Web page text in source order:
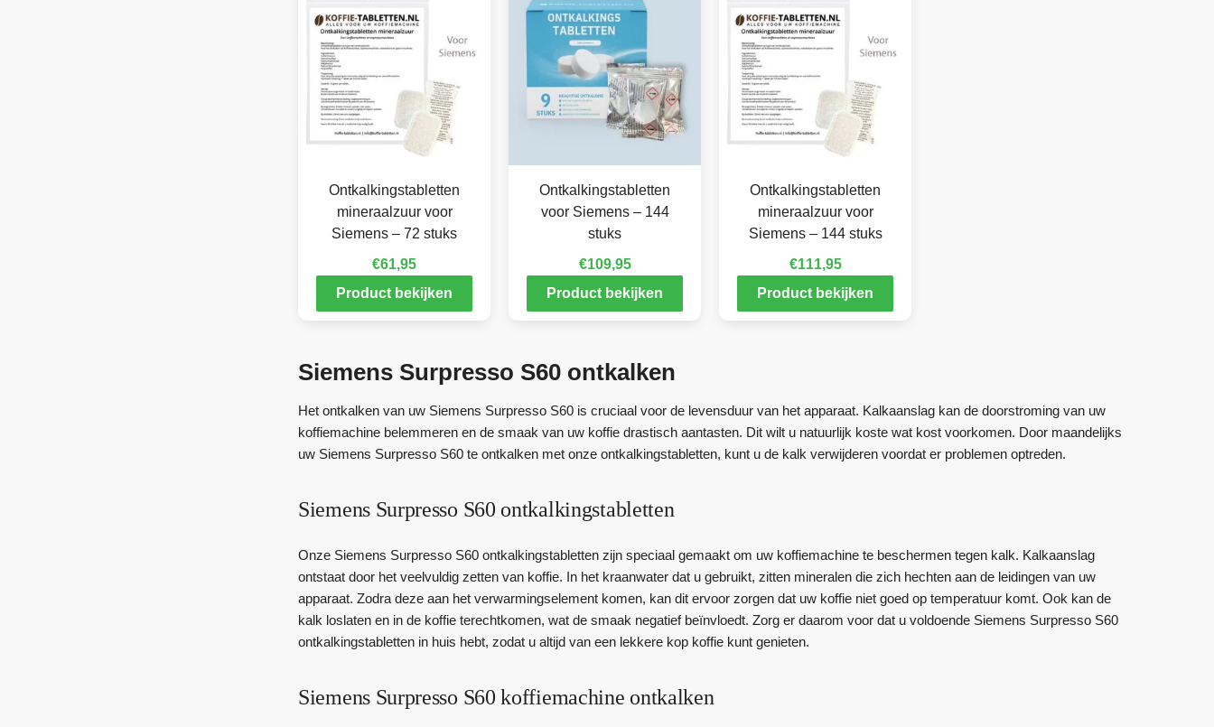
Ontkalkingstabletten
mineraalzuur voor
Siemens – 72 stuks
€61,95
Product bekijken
Ontkalkingstabletten
voor Siemens – 144
stuks
€109,95
Product bekijken
Ontkalkingstabletten
mineraalzuur voor
Siemens – 144 stuks
€111,95
Product bekijken
Siemens Surpresso S60 ontkalken
Het ontkalken van uw Siemens Surpresso S60 is cruciaal voor de levensduur van het apparaat. Kalkaanslag kan de doorstroming van uw
koffiemachine belemmeren en de smaak van uw koffie drastisch aantasten. Dit wilt u natuurlijk koste wat kost voorkomen. Door maandelijks
uw Siemens Surpresso S60 te ontkalken met onze ontkalkingstabletten, kunt u de kalk verwijderen voordat er problemen optreden.
Siemens Surpresso S60 ontkalkingstabletten
Onze Siemens Surpresso S60 ontkalkingstabletten zijn speciaal gemaakt om uw koffiemachine te beschermen tegen kalk. Kalkaanslag
ontstaat door het veelvuldig zetten van koffie. In het kraanwater dat u gebruikt, zitten mineralen die zich hechten aan de leidingen van uw
apparaat. Zodra deze aan het verwarmingselement komen, kan dit ervoor zorgen dat uw koffie niet goed op temperatuur komt. Ook kan de
kalk loslaten en in de koffie terechtkomen, wat de smaak negatief beïnvloedt. Zorg er daarom voor dat u voldoende Siemens Surpresso S60
ontkalkingstabletten in huis hebt, zodat u altijd van een lekkere kop koffie kunt genieten.
Siemens Surpresso S60 koffiemachine ontkalken